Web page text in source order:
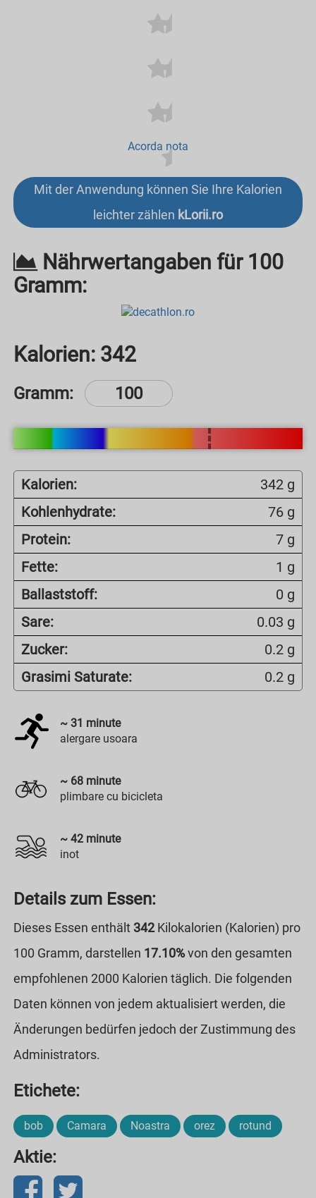
Acorda nota
Mit der Anwendung können Sie Ihre Kalorien
leichter zählen kLorii.ro
Nährwertangaben für 100
Gramm:
Kalorien: 342
Gramm:
Kalorien:
342 g
Kohlenhydrate:
76 g
Protein:
7 g
Fette:
1 g
Ballaststoff:
0 g
Sare:
0.03 g
Zucker:
0.2 g
Grasimi Saturate:
0.2 g
~ 31 minute
alergare usoara
~ 68 minute
plimbare cu bicicleta
~ 42 minute
inot
Details zum Essen:
Dieses Essen enthält 342Kilokalorien (Kalorien) pro
100 Gramm, darstellen 17.10%von den gesamten
empfohlenen 2000 Kalorien täglich. Die folgenden
Daten können von jedem aktualisiert werden, die
Änderungen bedürfen jedoch der Zustimmung des
Administrators.
Etichete:
bob Camara Noastra orez rotund
Aktie: